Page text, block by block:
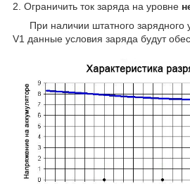
2. Ограничить ток заряда на уровне
При наличии штатного зарядного
V1 данные условия заряда будут